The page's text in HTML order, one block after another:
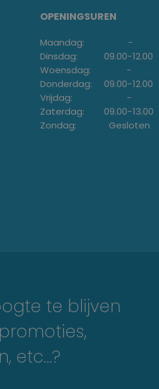
OPENINGSUREN
Maandag: -
Dinsdag:
09.00-12.00
Woensdag:
-
Donderdag:
09.00-12.00
Vrijdag:
-
Zaterdag:
09.00-13.00
Zondag:
Gesloten
te blijven
etc…?